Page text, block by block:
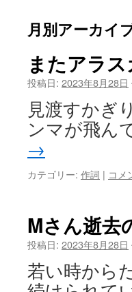
へ
ッ
月別アーカイ
またアラ
投稿日: 2023年8月28日
見渡すかぎ
ンマが飛ん
→
カテゴリー: 作詞 | コメ
Mさん逝去
投稿日: 2023年8月28日
若い時から